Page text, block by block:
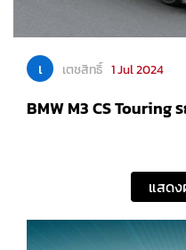
เ เตชสิทธิ์ 1 Jul 2024
BMW M3 CS Touring
แสดง